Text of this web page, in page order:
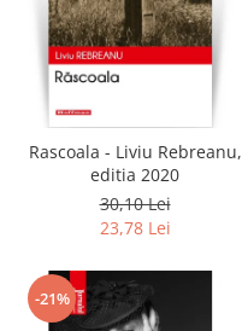
Rascoala - Liviu Rebreanu,
editia 2020
30,10 Lei
23,78 Lei
-21%